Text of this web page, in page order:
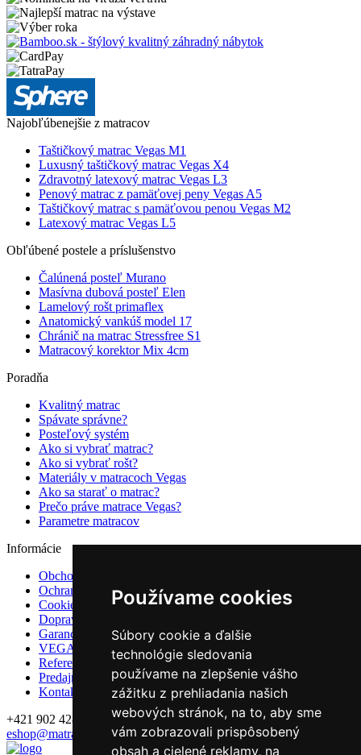
Používame cookies
Súbory cookie a ďalšie
technológie sledovania
používame na zlepšenie vášho
zážitku z prehliadania našich
webových stránok, na to, aby sme
vám zobrazovali prispôsobený
obsah a cielené reklamy, na
Najobľúbenejšie z matracov
Taštičkový matrac Vegas M1
Luxusný taštičkový matrac Vegas X4
Zdravotný latexový matrac Vegas L3
Penový matrac z pamäťovej peny Vegas A5
Taštičkový matrac s pamäťovou penou Vegas M2
Latexový matrac Vegas L5
Obľúbené postele a príslušenstvo
Čalúnená posteľ Murano
Masívna dubová posteľ Elen
Lamelový rošt primaflex
Anatomický vankúš model 17
Chránič na matrac Stressfree S1
Matracový korektor Mix 4cm
Poradňa
Kvalitný matrac
Spávate správne?
Posteľový systém
Ako si vybrať matrac?
Ako si vybrať rošt?
Materiály v matracoch Vegas
Ako sa starať o matrac?
Prečo práve matrace Vegas?
Parametre matracov
Informácie
Obchodné podmienky
Ochrana osobných údajov
Cookies
Doprava
Garancie a záruky
VEGAS Group
Referencie
Predajne
Kontakt
+421 902 428 992
eshop@matrace-vegas.sk